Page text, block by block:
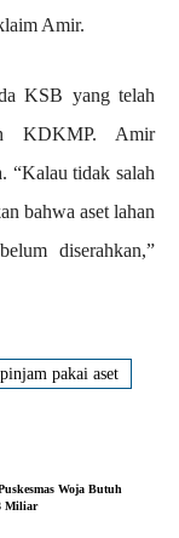
Amir.
KSB yang telah
KDKMP. Amir
“Kalau tidak salah
bahwa aset lahan
diserahkan,”
pakai aset
Woja Butuh
Miliar